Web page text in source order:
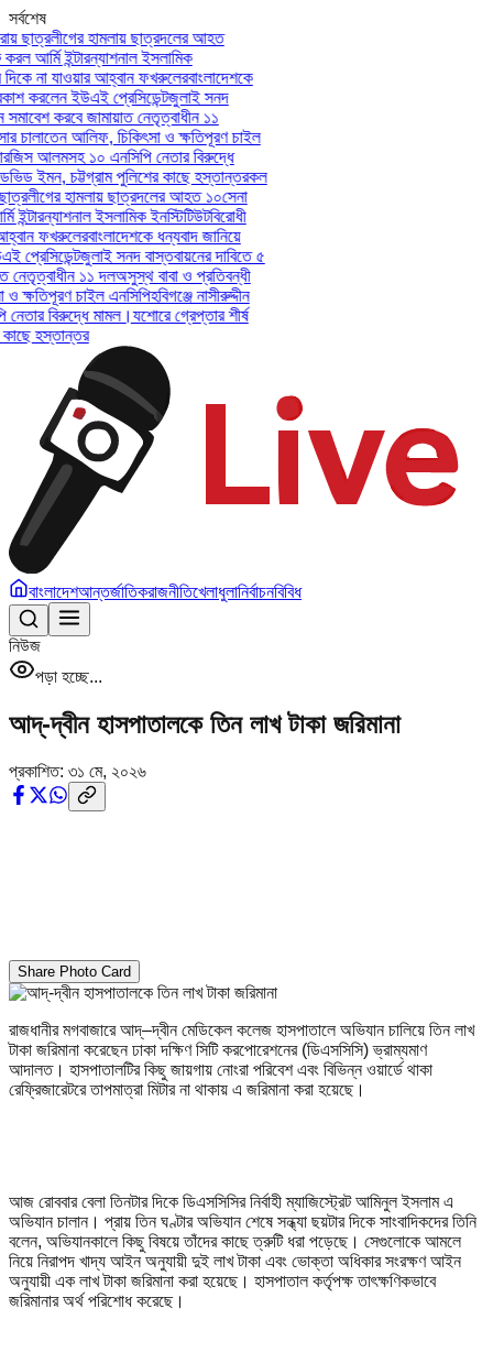
সর্বশেষ
ছাত্রলীগের হামলায় ছাত্রদলের আহত
ইন্টারন্যাশনাল ইসলামিক
না যাওয়ার আহ্বান ফখরুলেরবাংলাদেশকে
করলেন ইউএই প্রেসিডেন্টজুলাই সনদ
করবে জামায়াত নেতৃত্বাধীন ১১
আলিফ, চিকিৎসা ও ক্ষতিপূরণ চাইল
আলমসহ ১০ এনসিপি নেতার বিরুদ্ধে
ইমন, চট্টগ্রাম পুলিশের কাছে হস্তান্তরকল
হামলায় ছাত্রদলের আহত ১০সেনা
ইসলামিক ইনস্টিটিউটবিরোধী
ফখরুলেরবাংলাদেশকে ধন্যবাদ জানিয়ে
জুলাই সনদ বাস্তবায়নের দাবিতে ৫
১১ দল অসুস্থ বাবা ও প্রতিবন্ধী
চাইল এনসিপিহবিগঞ্জে নাসীরুদ্দীন
বিরুদ্ধে মামল।যশোরে গ্রেপ্তার শীর্ষ
হস্তান্তর
বাংলাদেশআন্তর্জাতিকরাজনীতিখেলাধুলানির্বাচনবিবিধ
নিউজ
পড়া হচ্ছে...
আদ্-দ্বীন হাসপাতালকে তিন লাখ টাকা জরিমানা
প্রকাশিত: ৩১ মে, ২০২৬
Share Photo Card
রাজধানীর মগবাজারে আদ্–দ্বীন মেডিকেল কলেজ হাসপাতালে অভিযান চালিয়ে তিন লাখ
টাকা জরিমানা করেছেন ঢাকা দক্ষিণ সিটি করপোরেশনের (ডিএসসিসি) ভ্রাম্যমাণ
আদালত। হাসপাতালটির কিছু জায়গায় নোংরা পরিবেশ এবং বিভিন্ন ওয়ার্ডে থাকা
রেফ্রিজারেটরে তাপমাত্রা মিটার না থাকায় এ জরিমানা করা হয়েছে।
আজ রোববার বেলা তিনটার দিকে ডিএসসিসির নির্বাহী ম্যাজিস্ট্রেট আমিনুল ইসলাম এ
অভিযান চালান। প্রায় তিন ঘণ্টার অভিযান শেষে সন্ধ্যা ছয়টার দিকে সাংবাদিকদের তিনি
বলেন, অভিযানকালে কিছু বিষয়ে তাঁদের কাছে ত্রুটি ধরা পড়েছে। সেগুলোকে আমলে
নিয়ে নিরাপদ খাদ্য আইন অনুযায়ী দুই লাখ টাকা এবং ভোক্তা অধিকার সংরক্ষণ আইন
অনুযায়ী এক লাখ টাকা জরিমানা করা হয়েছে। হাসপাতাল কর্তৃপক্ষ তাৎক্ষণিকভাবে
জরিমানার অর্থ পরিশোধ করেছে।